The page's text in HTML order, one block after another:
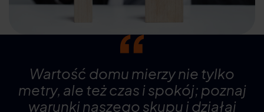
Wartość domu mierzy nie tylko
metry, ale też czas i spokój; poznaj
warunki naszego skupu i działaj